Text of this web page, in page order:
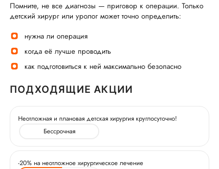
Помните, не все диагнозы — приговор к операции. Только
детский хирург или уролог может точно определить:
нужна ли операция
когда её лучше проводить
как подготовиться к ней максимально безопасно
ПОДХОДЯЩИЕ АКЦИИ
Неотложная и плановая детская хирургия круглосуточно!
Бессрочная
-20% на неотложное хирургическое лечение